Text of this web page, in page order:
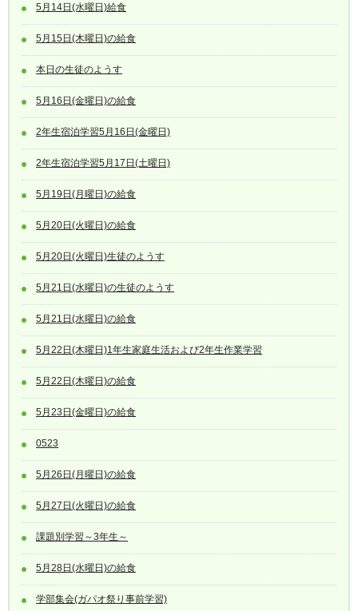
5月14日(水曜日)給食
5月15日(木曜日)の給食
本日の生徒のようす
5月16日(金曜日)の給食
2年生宿泊学習5月16日(金曜日)
2年生宿泊学習5月17日(土曜日)
5月19日(月曜日)の給食
5月20日(火曜日)の給食
5月20日(火曜日)生徒のようす
5月21日(水曜日)の生徒のようす
5月21日(水曜日)の給食
5月22日(木曜日)1年生家庭生活および2年生作業学習
5月22日(木曜日)の給食
5月23日(金曜日)の給食
0523
5月26日(月曜日)の給食
5月27日(火曜日)の給食
課題別学習～3年生～
5月28日(水曜日)の給食
学部集会(ガパオ祭り事前学習)